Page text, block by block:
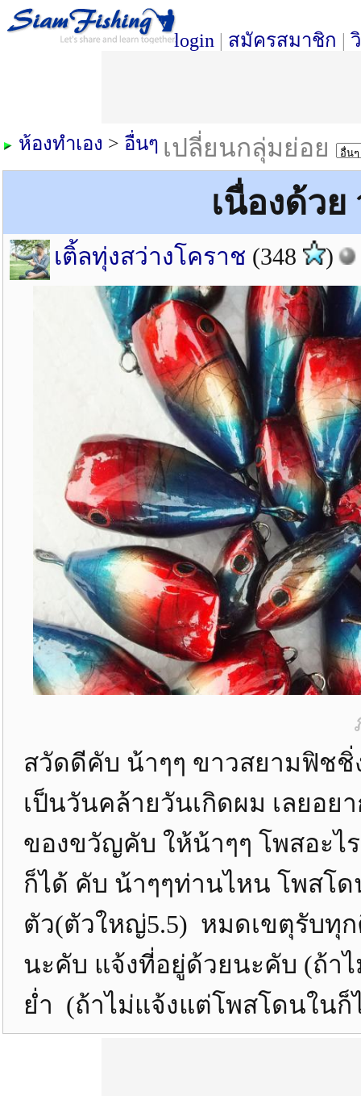
login | สมัครสมาชิก |
เปลี่ยนกลุ่มย่อย
ห้องทำเอง > อื่นๆ
เนื่องด้ว
เติ้ลทุ่งสว่างโคราช (348 )
สวัดดีคับ น้าๆๆ ขาวสยามฟิช
เป็นวันคล้ายวันเกิดผม เลยอย
ของขวัญคับ ให้น้าๆๆ โพสอะไ
ก็ได้ คับ น้าๆๆท่านไหน โพสโด
ตัว(ตัวใหญ่5.5) หมดเขตุรับทุก
นะคับ แจ้งที่อยู่ด้วยนะคับ (ถ้า
ย่ำ (ถ้าไม่แจ้งแต่โพสโดนใน